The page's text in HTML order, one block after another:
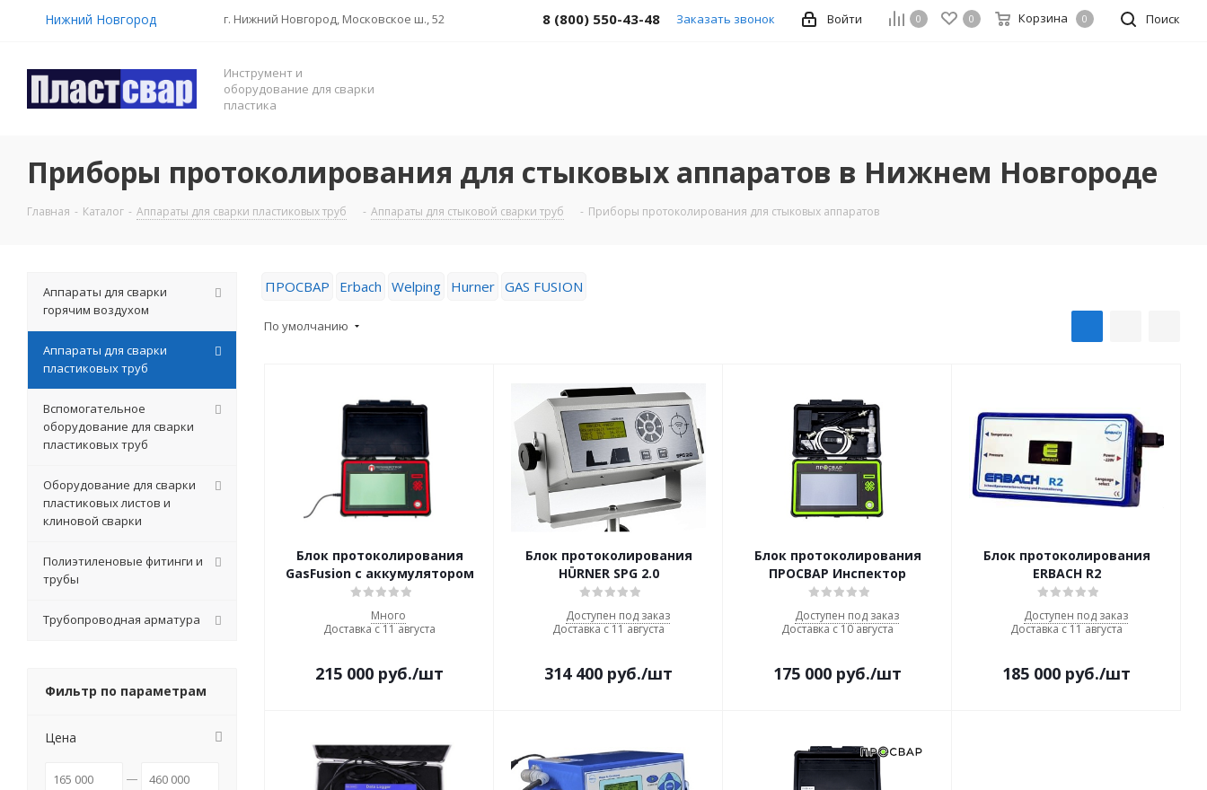
Нижний Новгород г. Нижний Новгород, Московское ш., 52 Поиск
0 0 Корзина 0
Войти
8 (800) 550-43-48 Заказать звонок
Инструмент и
оборудование для сварки
пластика
Приборы протоколирования для стыковых аппаратов в Нижнем Новгороде
Главная - Каталог - Аппараты для сварки пластиковых труб - Аппараты для стыковой сварки труб - Приборы протоколирования для стыковых аппаратов
ПРОСВАР Erbach Welping Hurner GAS FUSION
По умолчанию
Блок протоколирования
GasFusion с аккумулятором
Много
Доставка с 11 августа
215 000 руб./шт
Блок протоколирования
HÜRNER SPG 2.0
Доступен под заказ
Доставка с 11 августа
314 400 руб./шт
Блок протоколирования
ПРОСВАР Инспектор
Доступен под заказ
Доставка с 10 августа
175 000 руб./шт
Блок протоколирования
ERBACH R2
Доступен под заказ
Доставка с 11 августа
185 000 руб./шт
Аппараты для сварки
горячим воздухом
Аппараты для сварки
пластиковых труб
Вспомогательное
оборудование для сварки
пластиковых труб
Оборудование для сварки
пластиковых листов и
клиновой сварки
Полиэтиленовые фитинги и
трубы
Трубопроводная арматура
Фильтр по параметрам
Цена